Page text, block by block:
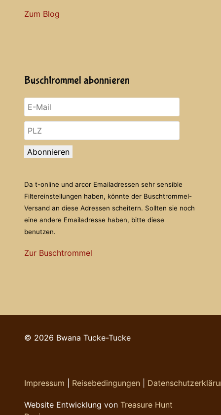
Zum Blog
Buschtrommel abonnieren
Abonnieren
Da t-online und arcor Emailadressen sehr sensible
Filtereinstellungen haben, könnte der Buschtrommel-
Versand an diese Adressen scheitern. Sollten sie noch
eine andere Emailadresse haben, bitte diese
benutzen.
Zur Buschtrommel
© 2026 Bwana Tucke-Tucke
Impressum Reisebedingungen
Website Entwicklung von Treasure Hunt